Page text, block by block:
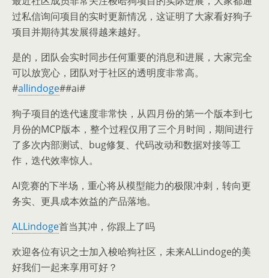
过私信询问项目的实时更新情况，这证明了大家看好狗子
项目并期待其发展得越来越好。
是的，团队会实时同步任何重要的消息和进展，大家完全
可以放宽心，团队对于社区的透明度非常高。
#allindoge##ai#
狗子项目的迭代速度非常快，从四月份的第一个版本到七
月份的MCP版本，整个过程仅用了三个月时间，期间进行
了多次内部测试、bug修复、代码改动和数据对接等工
作，迭代效率惊人。
AI竞赛的下半场，重心将从模型能力的极限冲刺，转向更
务实、更具成本效益的产品落地。
ALLindoge首当其冲，你跟上了吗
欢迎各位有识之士加入梭哈狗社区，未来ALLindoge的美
好我们一起来享用可好？